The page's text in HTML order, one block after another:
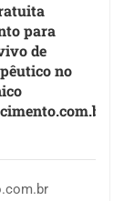
para
de
no